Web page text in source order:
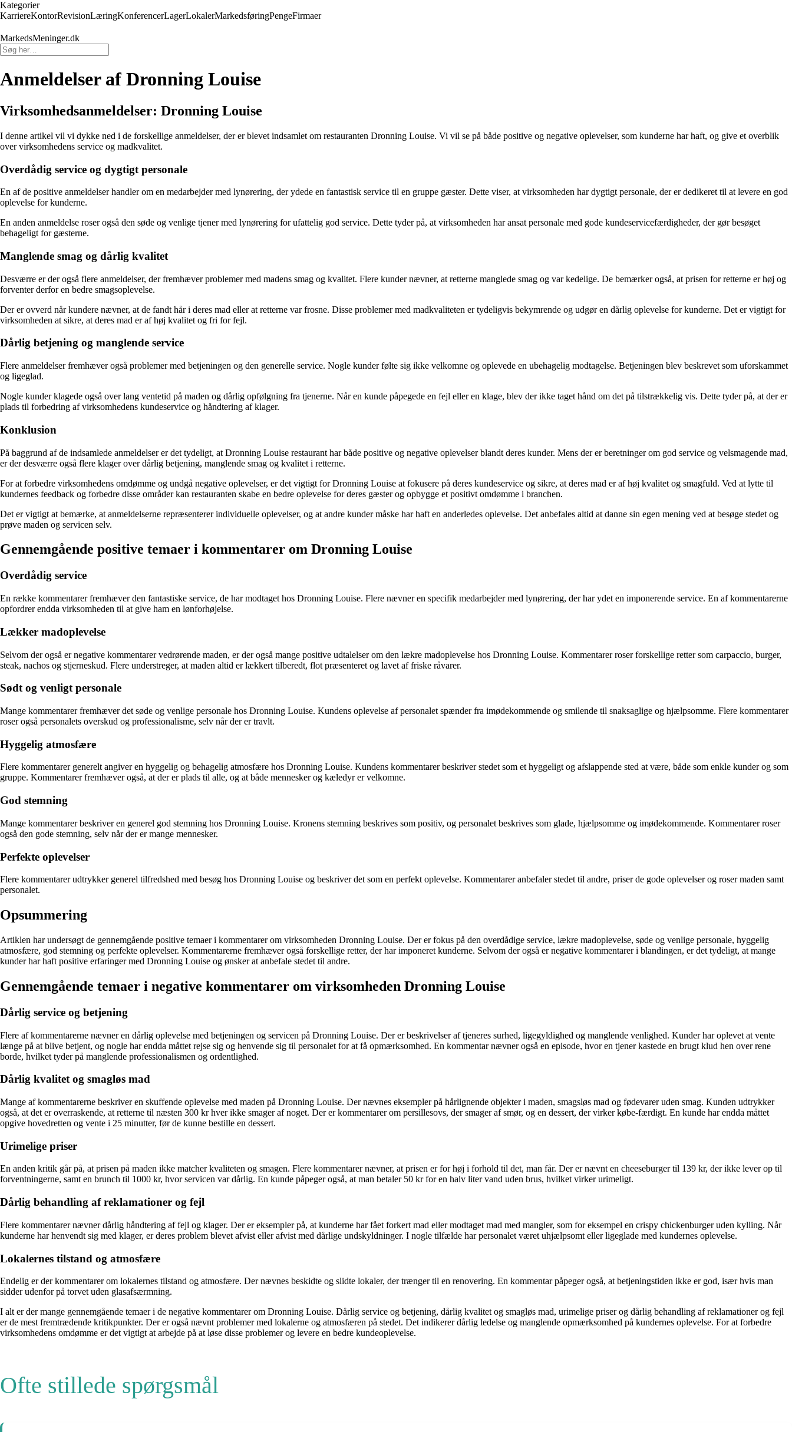
Kategorier
KarriereKontorRevisionLæringKonferencerLagerLokalerMarkedsføringPengeFirmaer
MarkedsMeninger.dk
Anmeldelser af Dronning Louise
Virksomhedsanmeldelser: Dronning Louise
I denne artikel vil vi dykke ned i de forskellige anmeldelser, der er blevet indsamlet om restauranten Dronning Louise. Vi vil se på både positive og negative oplevelser, som kunderne har haft, og give et overblik
over virksomhedens service og madkvalitet.
Overdådig service og dygtigt personale
En af de positive anmeldelser handler om en medarbejder med lynørering, der ydede en fantastisk service til en gruppe gæster. Dette viser, at virksomheden har dygtigt personale, der er dedikeret til at levere en god
oplevelse for kunderne.
En anden anmeldelse roser også den søde og venlige tjener med lynørering for ufattelig god service. Dette tyder på, at virksomheden har ansat personale med gode kundeservicefærdigheder, der gør besøget
behageligt for gæsterne.
Manglende smag og dårlig kvalitet
Desværre er der også flere anmeldelser, der fremhæver problemer med madens smag og kvalitet. Flere kunder nævner, at retterne manglede smag og var kedelige. De bemærker også, at prisen for retterne er høj og
forventer derfor en bedre smagsoplevelse.
Der er ovverd når kundere nævner, at de fandt hår i deres mad eller at retterne var frosne. Disse problemer med madkvaliteten er tydeligvis bekymrende og udgør en dårlig oplevelse for kunderne. Det er vigtigt for
virksomheden at sikre, at deres mad er af høj kvalitet og fri for fejl.
Dårlig betjening og manglende service
Flere anmeldelser fremhæver også problemer med betjeningen og den generelle service. Nogle kunder følte sig ikke velkomne og oplevede en ubehagelig modtagelse. Betjeningen blev beskrevet som uforskammet
og ligeglad.
Nogle kunder klagede også over lang ventetid på maden og dårlig opfølgning fra tjenerne. Når en kunde påpegede en fejl eller en klage, blev der ikke taget hånd om det på tilstrækkelig vis. Dette tyder på, at der er
plads til forbedring af virksomhedens kundeservice og håndtering af klager.
Konklusion
På baggrund af de indsamlede anmeldelser er det tydeligt, at Dronning Louise restaurant har både positive og negative oplevelser blandt deres kunder. Mens der er beretninger om god service og velsmagende mad,
er der desværre også flere klager over dårlig betjening, manglende smag og kvalitet i retterne.
For at forbedre virksomhedens omdømme og undgå negative oplevelser, er det vigtigt for Dronning Louise at fokusere på deres kundeservice og sikre, at deres mad er af høj kvalitet og smagfuld. Ved at lytte til
kundernes feedback og forbedre disse områder kan restauranten skabe en bedre oplevelse for deres gæster og opbygge et positivt omdømme i branchen.
Det er vigtigt at bemærke, at anmeldelserne repræsenterer individuelle oplevelser, og at andre kunder måske har haft en anderledes oplevelse. Det anbefales altid at danne sin egen mening ved at besøge stedet og
prøve maden og servicen selv.
Gennemgående positive temaer i kommentarer om Dronning Louise
Overdådig service
En række kommentarer fremhæver den fantastiske service, de har modtaget hos Dronning Louise. Flere nævner en specifik medarbejder med lynørering, der har ydet en imponerende service. En af kommentarerne
opfordrer endda virksomheden til at give ham en lønforhøjelse.
Lækker madoplevelse
Selvom der også er negative kommentarer vedrørende maden, er der også mange positive udtalelser om den lækre madoplevelse hos Dronning Louise. Kommentarer roser forskellige retter som carpaccio, burger,
steak, nachos og stjerneskud. Flere understreger, at maden altid er lækkert tilberedt, flot præsenteret og lavet af friske råvarer.
Sødt og venligt personale
Mange kommentarer fremhæver det søde og venlige personale hos Dronning Louise. Kundens oplevelse af personalet spænder fra imødekommende og smilende til snaksaglige og hjælpsomme. Flere kommentarer
roser også personalets overskud og professionalisme, selv når der er travlt.
Hyggelig atmosfære
Flere kommentarer generelt angiver en hyggelig og behagelig atmosfære hos Dronning Louise. Kundens kommentarer beskriver stedet som et hyggeligt og afslappende sted at være, både som enkle kunder og som
gruppe. Kommentarer fremhæver også, at der er plads til alle, og at både mennesker og kæledyr er velkomne.
God stemning
Mange kommentarer beskriver en generel god stemning hos Dronning Louise. Kronens stemning beskrives som positiv, og personalet beskrives som glade, hjælpsomme og imødekommende. Kommentarer roser
også den gode stemning, selv når der er mange mennesker.
Perfekte oplevelser
Flere kommentarer udtrykker generel tilfredshed med besøg hos Dronning Louise og beskriver det som en perfekt oplevelse. Kommentarer anbefaler stedet til andre, priser de gode oplevelser og roser maden samt
personalet.
Opsummering
Artiklen har undersøgt de gennemgående positive temaer i kommentarer om virksomheden Dronning Louise. Der er fokus på den overdådige service, lækre madoplevelse, søde og venlige personale, hyggelig
atmosfære, god stemning og perfekte oplevelser. Kommentarerne fremhæver også forskellige retter, der har imponeret kunderne. Selvom der også er negative kommentarer i blandingen, er det tydeligt, at mange
kunder har haft positive erfaringer med Dronning Louise og ønsker at anbefale stedet til andre.
Gennemgående temaer i negative kommentarer om virksomheden Dronning Louise
Dårlig service og betjening
Flere af kommentarerne nævner en dårlig oplevelse med betjeningen og servicen på Dronning Louise. Der er beskrivelser af tjeneres surhed, ligegyldighed og manglende venlighed. Kunder har oplevet at vente
længe på at blive betjent, og nogle har endda måttet rejse sig og henvende sig til personalet for at få opmærksomhed. En kommentar nævner også en episode, hvor en tjener kastede en brugt klud hen over rene
borde, hvilket tyder på manglende professionalismen og ordentlighed.
Dårlig kvalitet og smagløs mad
Mange af kommentarerne beskriver en skuffende oplevelse med maden på Dronning Louise. Der nævnes eksempler på hårlignende objekter i maden, smagsløs mad og fødevarer uden smag. Kunden udtrykker
også, at det er overraskende, at retterne til næsten 300 kr hver ikke smager af noget. Der er kommentarer om persillesovs, der smager af smør, og en dessert, der virker købe-færdigt. En kunde har endda måttet
opgive hovedretten og vente i 25 minutter, før de kunne bestille en dessert.
Urimelige priser
En anden kritik går på, at prisen på maden ikke matcher kvaliteten og smagen. Flere kommentarer nævner, at prisen er for høj i forhold til det, man får. Der er nævnt en cheeseburger til 139 kr, der ikke lever op til
forventningerne, samt en brunch til 1000 kr, hvor servicen var dårlig. En kunde påpeger også, at man betaler 50 kr for en halv liter vand uden brus, hvilket virker urimeligt.
Dårlig behandling af reklamationer og fejl
Flere kommentarer nævner dårlig håndtering af fejl og klager. Der er eksempler på, at kunderne har fået forkert mad eller modtaget mad med mangler, som for eksempel en crispy chickenburger uden kylling. Når
kunderne har henvendt sig med klager, er deres problem blevet afvist eller afvist med dårlige undskyldninger. I nogle tilfælde har personalet været uhjælpsomt eller ligeglade med kundernes oplevelse.
Lokalernes tilstand og atmosfære
Endelig er der kommentarer om lokalernes tilstand og atmosfære. Der nævnes beskidte og slidte lokaler, der trænger til en renovering. En kommentar påpeger også, at betjeningstiden ikke er god, især hvis man
sidder udenfor på torvet uden glasafsærmning.
I alt er der mange gennemgående temaer i de negative kommentarer om Dronning Louise. Dårlig service og betjening, dårlig kvalitet og smagløs mad, urimelige priser og dårlig behandling af reklamationer og fejl
er de mest fremtrædende kritikpunkter. Der er også nævnt problemer med lokalerne og atmosfæren på stedet. Det indikerer dårlig ledelse og manglende opmærksomhed på kundernes oplevelse. For at forbedre
virksomhedens omdømme er det vigtigt at arbejde på at løse disse problemer og levere en bedre kundeoplevelse.
Ofte stillede spørgsmål